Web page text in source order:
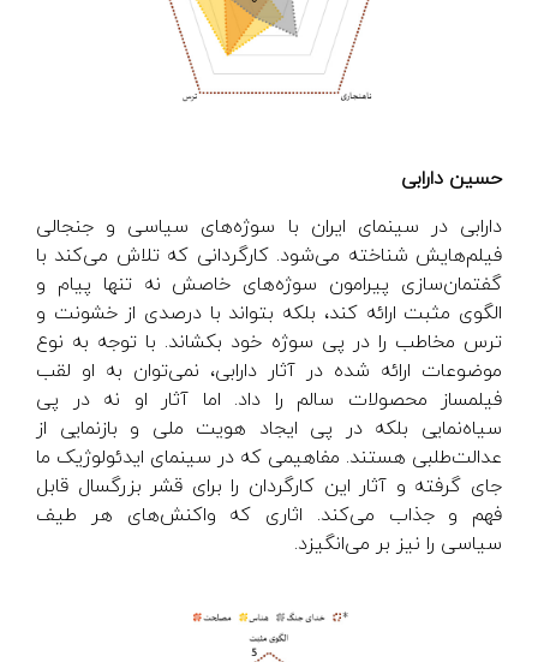
حسین دارابی
دارابی در سینمای ایران با سوژه‌های سیاسی و جنجالی
فیلم‌هایش شناخته می‌شود. کارگردانی که تلاش می‌کند با
گفتمان‌سازی پیرامون سوژه‌های خاصش نه تنها پیام و
الگوی مثبت ارائه کند، بلکه بتواند با درصدی از خشونت و
ترس مخاطب را در پی سوژه خود بکشاند. با توجه به نوع
موضوعات ارائه شده در آثار دارابی، نمی‌توان به او لقب
فیلمساز محصولات سالم را داد. اما آثار او نه در پی
سیاه‌نمایی بلکه در پی ایجاد هویت ملی و بازنمایی از
عدالت‌طلبی هستند. مفاهیمی که در سینمای ایدئولوژیک ما
جای گرفته و آثار این کارگردان را برای قشر بزرگسال قابل
فهم و جذاب می‌کند. اثاری که واکنش‌های هر طیف
سیاسی را نیز بر می‌انگیزد.